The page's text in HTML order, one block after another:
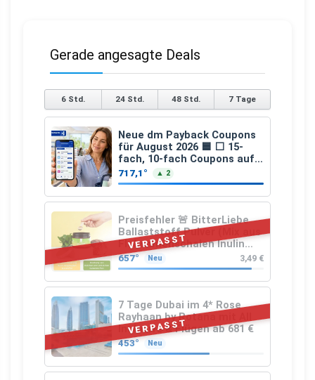
Gerade angesagte Deals
6 Std. 24 Std. 48 Std. 7 Tage
Neue dm Payback Coupons
für August 2026 🟦 ⬜ 15-
fach, 10-fach Coupons auf
den gesamten Einkauf ab 2
€
717,1° ▲ 2
VERPASST
Preisfehler 🚨 BitterLiebe
Ballaststoff Pulver (Mix aus
Flohsamenschalen Inulin
(Präbiotika) Leinsamen &
Apfelfaser)
657° Neu 3,49 €
VERPASST
7 Tage Dubai im 4* Rose
Rayhaan by Rotana mit All
Inclusive & Flügen ab 681 €
453° Neu